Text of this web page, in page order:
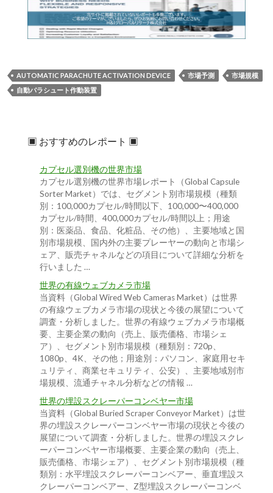
AUTOMATIC PARACHUTE ACTIVATION DEVICE 市場予測
市場規模
自動パラシュート作動装置
▣ おすすめのレポート ▣
カプセル選別機の世界市場
カプセル選別機の世界市場レポート（Global Capsule
Sorter Market）では、セグメント別市場規模（種類
別：100,000カプセル/時間以下、100,000〜400,000
カプセル/時間、400,000カプセル/時間以上；用途
別：医薬品、食品、化粧品、その他）、主要地域と国
別市場規模、国内外の主要プレーヤーの動向と市場シ
ェア、販売チャネルなどの項目について詳細な分析を
行いました …
世界の有線ウェブカメラ市場
当資料（Global Wired Web Cameras Market）は世界
の有線ウェブカメラ市場の現状と今後の展望について
調査・分析しました。世界の有線ウェブカメラ市場概
要、主要企業の動向（売上、販売価格、市場シェ
ア）、セグメント別市場規模（種類別：720p、
1080p、4K、その他；用途別：パソコン、家庭用セキ
ュリティ、商業セキュリティ、公安）、主要地域別市
場規模、流通チャネル分析などの情報 …
世界の埋設スクレーパーコンベヤー市場
当資料（Global Buried Scraper Conveyor Market）は世
界の埋設スクレーパーコンベヤー市場の現状と今後の
展望について調査・分析しました。世界の埋設スクレ
ーパーコンベヤー市場概要、主要企業の動向（売上、
販売価格、市場シェア）、セグメント別市場規模（種
類別：水平埋設スクレーパーコンベアー、垂直埋設ス
クレーパーコンベアー、Z型埋設スクレーパーコンベ